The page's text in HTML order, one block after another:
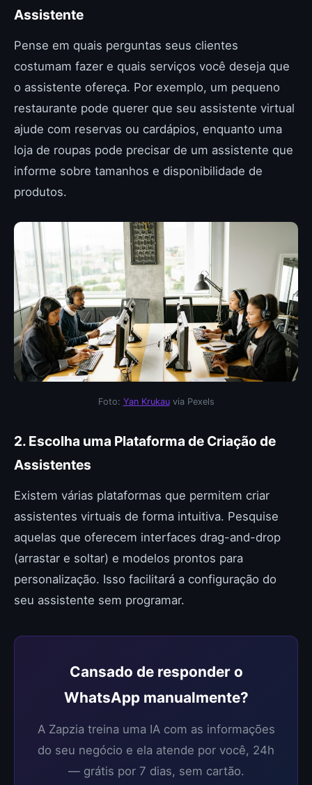
Assistente
Pense em quais perguntas seus clientes
costumam fazer e quais serviços você deseja que
o assistente ofereça. Por exemplo, um pequeno
restaurante pode querer que seu assistente virtual
ajude com reservas ou cardápios, enquanto uma
loja de roupas pode precisar de um assistente que
informe sobre tamanhos e disponibilidade de
produtos.
Foto: Yan Krukauvia Pexels
2. Escolha uma Plataforma de Criação de
Assistentes
Existem várias plataformas que permitem criar
assistentes virtuais de forma intuitiva. Pesquise
aquelas que oferecem interfaces drag-and-drop
(arrastar e soltar) e modelos prontos para
personalização. Isso facilitará a configuração do
seu assistente sem programar.
Cansado de responder o
WhatsApp manualmente?
A Zapzia treina uma IA com as informações
do seu negócio e ela atende por você, 24h
— grátis por 7 dias, sem cartão.